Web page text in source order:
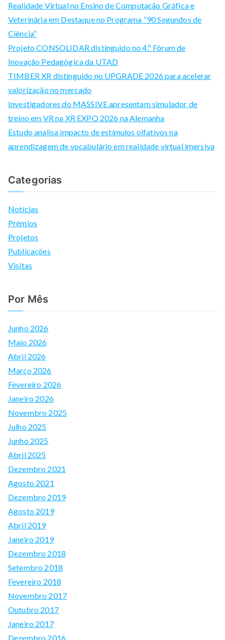
Realidade Virtual no Ensino de Computação Gráfica e
Veterinária em Destaque no Programa “90 Segundos de
Ciência”
Projeto CONSOLIDAR distinguido no 4.º Fórum de
Inovação Pedagógica da UTAD
TIMBER XR distinguido no UPGRADE 2026 para acelerar
valorização no mercado
Investigadores do MASSIVE apresentam simulador de
treino em VR na XR EXPO 2026 na Alemanha
Estudo analisa impacto de estímulos olfativos na
aprendizagem de vocabulário em realidade virtual imersiva
Categorias
Notícias
Prémios
Projetos
Publicações
Visitas
Por Mês
Junho 2026
Maio 2026
Abril 2026
Março 2026
Fevereiro 2026
Janeiro 2026
Novembro 2025
Julho 2025
Junho 2025
Abril 2025
Dezembro 2021
Agosto 2021
Dezembro 2019
Agosto 2019
Abril 2019
Janeiro 2019
Dezembro 2018
Setembro 2018
Fevereiro 2018
Novembro 2017
Outubro 2017
Janeiro 2017
Dezembro 2016